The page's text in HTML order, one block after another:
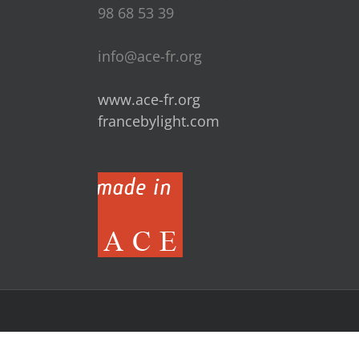
98 68 53 39
info@ace-fr.org
www.ace-fr.org
francebylight.com